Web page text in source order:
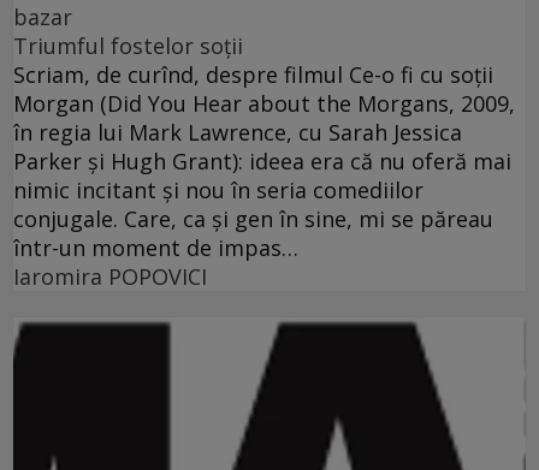
bazar
Triumful fostelor soţii
Scriam, de curînd, despre filmul Ce-o fi cu soţii
Morgan (Did You Hear about the Morgans, 2009,
în regia lui Mark Lawrence, cu Sarah Jessica
Parker şi Hugh Grant): ideea era că nu oferă mai
nimic incitant şi nou în seria comediilor
conjugale. Care, ca şi gen în sine, mi se păreau
într-un moment de impas…
Iaromira POPOVICI